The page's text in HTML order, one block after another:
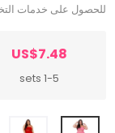
للحصول على خدمات
US$7.48
1-5 sets